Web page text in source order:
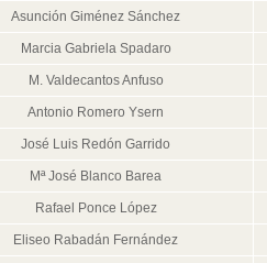
Asunción Giménez Sánchez
Marcia Gabriela Spadaro
M. Valdecantos Anfuso
Antonio Romero Ysern
José Luis Redón Garrido
Mª José Blanco Barea
Rafael Ponce López
Eliseo Rabadán Fernández